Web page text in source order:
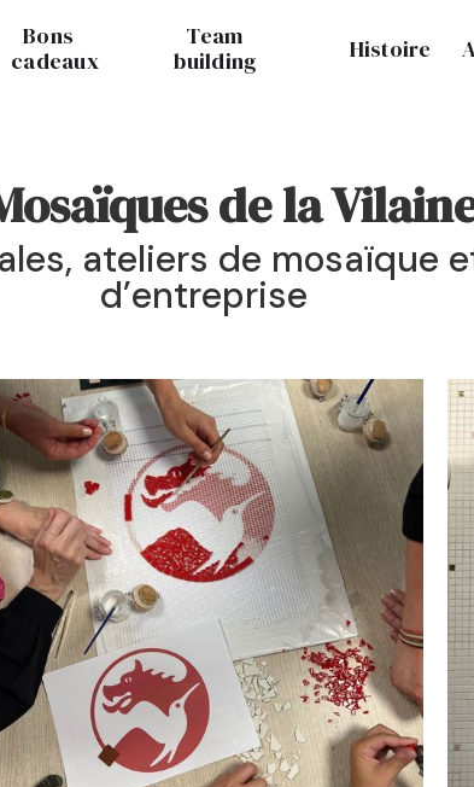
Bons
cadeaux
Team
building
Histoire
de la
ateliers de mosaïque
d’entreprise